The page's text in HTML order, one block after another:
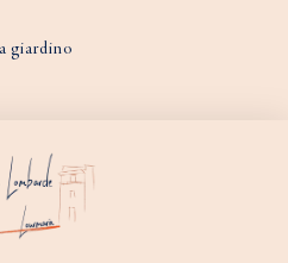
giardino